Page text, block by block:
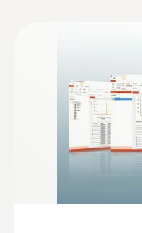
0603 3392
type T) - met
Robuuste
meettaken in
€ 165,77